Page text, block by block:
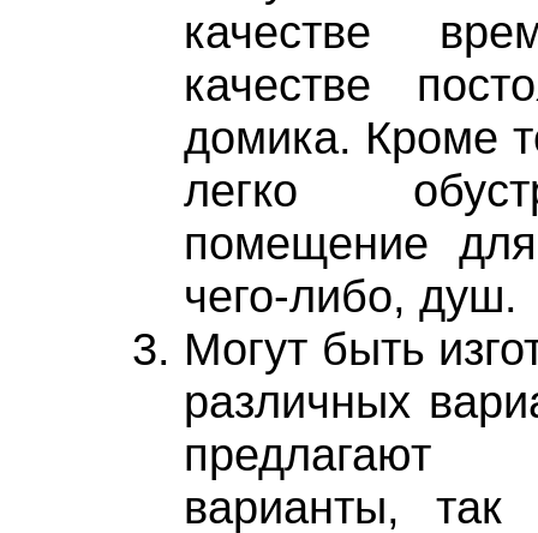
качестве
качестве
домика. Кроме
легко
помещение
чего-либо, душ.
Могут быть
различных
предлагают
варианты, так